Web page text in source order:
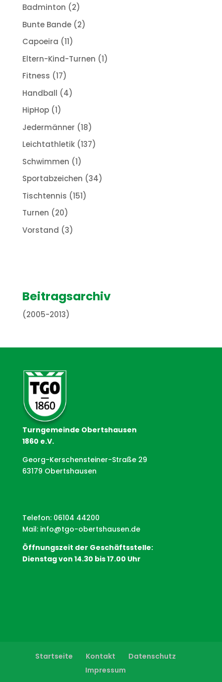
Badminton (2)
Bunte Bande(2)
Capoeira (11)
Eltern-Kind-Turnen (1)
Fitness (17)
Handball (4)
HipHop(1)
Jedermänner (18)
Leichtathletik(137)
Schwimmen (1)
Sportabzeichen (34)
Tischtennis (151)
Turnen (20)
Vorstand (3)
Beitragsarchiv
(2005-2013)
Turngemeinde Obertshausen
1860 e.V.
Georg-Kerschensteiner-Straße 29
63179 Obertshausen
Telefon: 06104 44200
Mail: info@tgo-obertshausen.de
Öffnungszeit der Geschäftsstelle:
Dienstag von 14.30 bis 17.00 Uhr
Startseite Kontakt
Datenschutz
Impressum